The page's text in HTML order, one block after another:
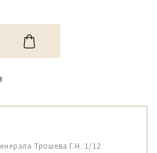
Трошева Г.Н. 1/12